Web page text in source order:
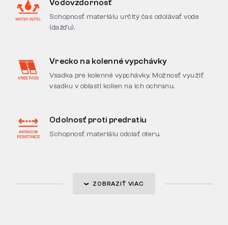
Vodovzdornosť
Schopnosť materiálu určitý čas odolávať vode
(dažďu).
Vrecko na kolenné vypchávky
Vsadka pre kolenné vypchávky. Možnosť využiť
vsadku v oblasti kolien na ich ochranu.
Odolnosť proti predratiu
Schopnosť materiálu odolať oteru.
ZOBRAZIŤ VIAC